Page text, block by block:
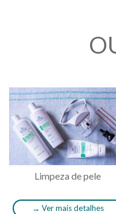
Limpeza de pele
→ Ver mais detalhes